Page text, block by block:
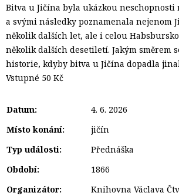
Bitva u Jičína byla ukázkou
a svými následky poznamenala nejenom
několik dalších let, ale i celou
několik dalších desetiletí. Jakým směrem
historie, kdyby bitva u Jičína dopadla
Vstupné 50 Kč
Datum:
4. 6. 2026
Místo konání:
jičín
Typ události:
Přednáška
Období:
1866
Organizátor:
Knihovna Václava